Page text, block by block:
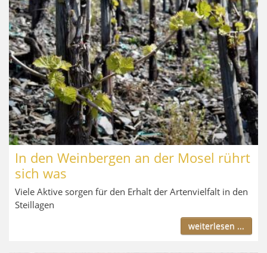
In den Weinbergen an der Mosel rührt
sich was
Viele Aktive sorgen für den Erhalt der Artenvielfalt in den
Steillagen
weiterlesen ...